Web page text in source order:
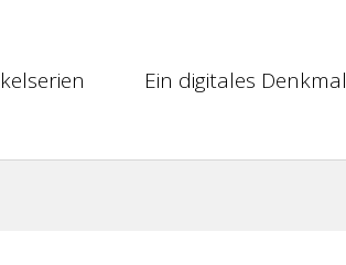
Ein digitales Denkmal